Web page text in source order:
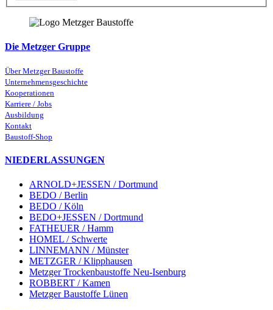
Die Metzger Gruppe
Über Metzger Baustoffe
Unternehmensgeschichte
Kooperationen
Karriere / Jobs
Ausbildung
Kontakt
Baustoff-Shop
NIEDERLASSUNGEN
ARNOLD+JESSEN / Dortmund
BEDO / Berlin
BEDO / Köln
BEDO+JESSEN / Dortmund
FATHEUER / Hamm
HOMEL / Schwerte
LINNEMANN / Münster
METZGER / Klipphausen
Metzger Trockenbaustoffe Neu-Isenburg
ROBBERT / Kamen
Metzger Baustoffe Lünen